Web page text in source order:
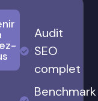
Audit
SEO
complet
Benchmark